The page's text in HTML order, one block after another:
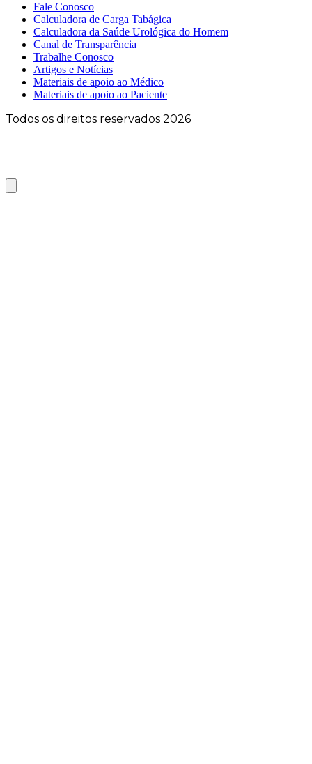
Fale Conosco
Calculadora de Carga Tabágica
Calculadora da Saúde Urológica do Homem
Canal de Transparência
Trabalhe Conosco
Artigos e Notícias
Materiais de apoio ao Médico
Materiais de apoio ao Paciente
Todos os direitos reservados 2026